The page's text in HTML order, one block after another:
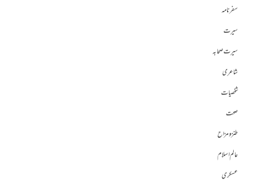
سفرنامہ
سیرت
سیرت صحابہ
شاعری
شخصیات
صحت
طنز و مزاح
عالم اسلام
عسکری